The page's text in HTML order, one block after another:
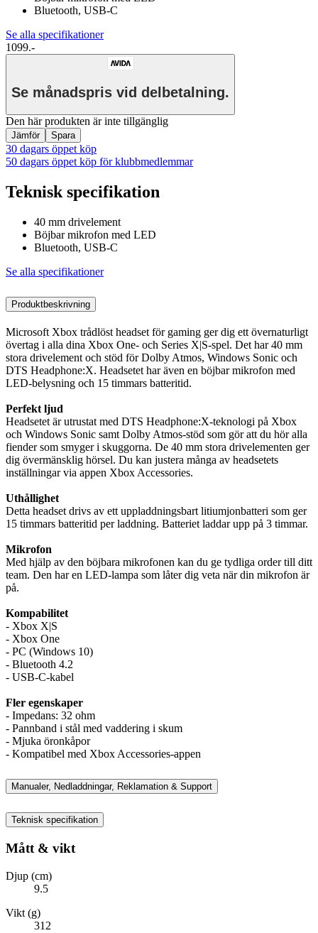
Bluetooth, USB-C
Se alla specifikationer
1099.-
Se månadspris vid delbetalning.
Den här produkten är inte tillgänglig
Jämför Spara
30 dagars öppet köp
50 dagars öppet köp för klubbmedlemmar
Teknisk specifikation
40 mm drivelement
Böjbar mikrofon med LED
Bluetooth, USB-C
Se alla specifikationer
Produktbeskrivning
Microsoft Xbox trådlöst headset för gaming ger dig ett övernaturligt
övertag i alla dina Xbox One- och Series X|S-spel. Det har 40 mm
stora drivelement och stöd för Dolby Atmos, Windows Sonic och
DTS Headphone:X. Headsetet har även en böjbar mikrofon med
LED-belysning och 15 timmars batteritid.
Perfekt ljud
Headsetet är utrustat med DTS Headphone:X-teknologi på Xbox
och Windows Sonic samt Dolby Atmos-stöd som gör att du hör alla
fiender som smyger i skuggorna. De 40 mm stora drivelementen ger
dig övermänsklig hörsel. Du kan justera många av headsetets
inställningar via appen Xbox Accessories.
Uthållighet
Detta headset drivs av ett uppladdningsbart litiumjonbatteri som ger
15 timmars batteritid per laddning. Batteriet laddar upp på 3 timmar.
Mikrofon
Med hjälp av den böjbara mikrofonen kan du ge tydliga order till ditt
team. Den har en LED-lampa som låter dig veta när din mikrofon är
på.
Kompabilitet
- Xbox X|S
- Xbox One
- PC (Windows 10)
- Bluetooth 4.2
- USB-C-kabel
Fler egenskaper
- Impedans: 32 ohm
- Pannband i stål med vaddering i skum
- Mjuka öronkåpor
- Kompatibel med Xbox Accessories-appen
Manualer, Nedladdningar, Reklamation & Support
Teknisk specifikation
Mått & vikt
Djup (cm)
9.5
Vikt (g)
312